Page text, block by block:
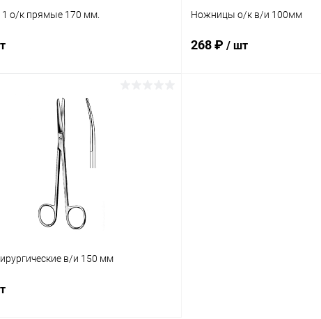
о/к прямые 170 мм.
В корзину
Сравнение
Ножницы о/к в/и 100мм
268 ₽ / шт
в/и 150 мм